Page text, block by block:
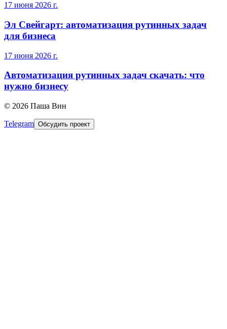
17 июня 2026 г.
Эл Свейгарт: автоматизация рутинных задач
для бизнеса
17 июня 2026 г.
Автоматизация рутинных задач скачать: что
нужно бизнесу
© 2026 Паша Вин
Telegram Обсудить проект